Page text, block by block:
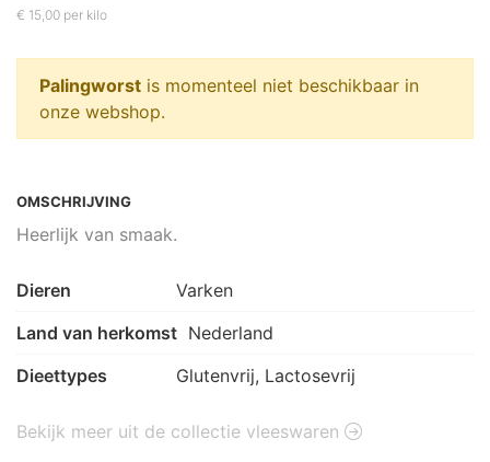
OMSCHRIJVING
Heerlijk van smaak.
€ 15,00 per kilo
Palingworst is momenteel niet beschikbaar in
onze webshop.
Dieren
Varken
Land van herkomst Nederland
Dieettypes
Glutenvrij, Lactosevrij
Bekijk meer uit de collectie vleeswaren